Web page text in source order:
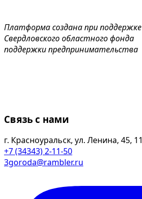
Платформа создана при поддержке
Свердловского областного фонда
поддержки предпринимательства
Связь с нами
г. Красноуральск, ул. Ленина, 45, 11
+7 (34343) 2-11-50
3goroda@rambler.ru